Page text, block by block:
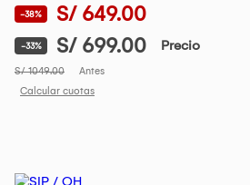
-38% S/ 649.00
-33% S/ 699.00 Precio
S/ 1049.00
Antes
Calcular cuotas